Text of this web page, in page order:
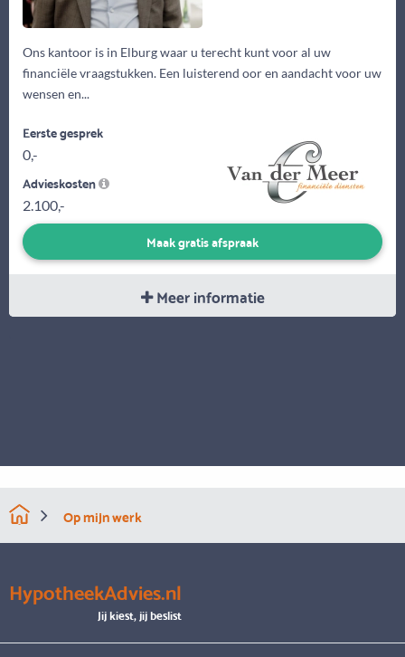
Ons kantoor is in Elburg waar u terecht kunt voor al uw
financiële vraagstukken. Een luisterend oor en aandacht voor uw
wensen en...
Eerste gesprek
0,-
Advieskosten
2.100,-
Maak gratis afspraak
Meer informatie
Op mijn werk
HypotheekAdvies.nl
Jij kiest, jij beslist